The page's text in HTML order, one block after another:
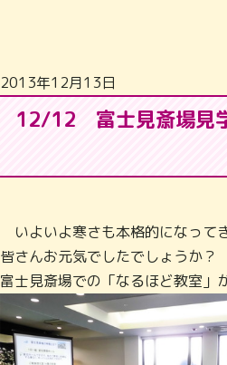
2013年12月13日
12/12 富士見斎場見
いよいよ寒さも本格的になって
皆さんお元気でした
富士見斎場での「なるほど教室」